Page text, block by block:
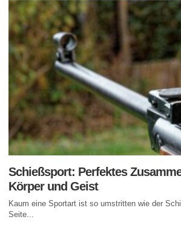
Schießsport: Perfektes
Körper und Geist
Kaum eine Sportart ist so umstritten wie der
Seite...